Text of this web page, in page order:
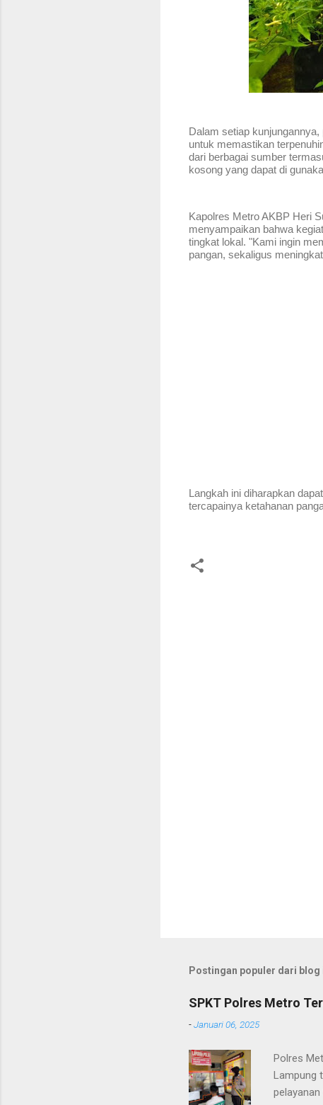
Dalam setiap
untuk memastikan
dari berbagai sumber
kosong yang dapat di
Kapolres Metro AKBP Heri
menyampaikan bahwa
tingkat lokal. "Kami ingin
pangan, sekaligus
Langkah ini diharapkan
tercapainya ketahanan
Postingan populer dari blog
SPKT Polres Metro
-Januari 06, 2025
Polres
Lampung